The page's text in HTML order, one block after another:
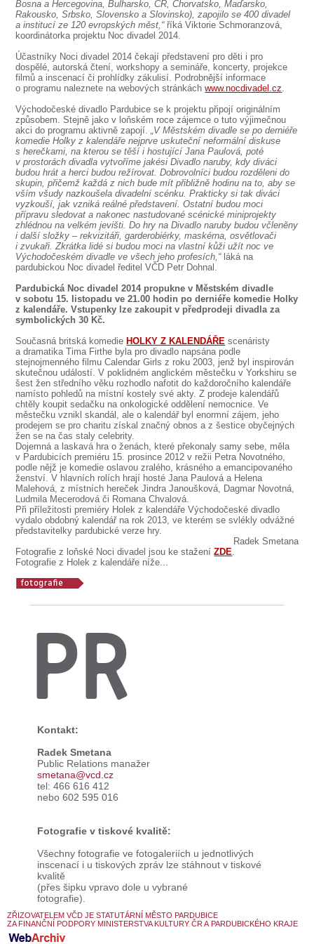
DÁLE NABÍZÍME
Bosna a Hercegovina, Bulharsko, ČR, Chorvatsko, Maďarsko,
Rakousko, Srbsko, Slovensko a Slovinsko), zapojilo se 400 divadel
a institucí ze 120 evropských měst,“říká Viktorie Schmoranzová,
koordinátorka projektu Noc divadel 2014.
Účastníky Noci divadel 2014 čekají představení pro děti i pro
dospělé, autorská čtení, workshopy a semináře, koncerty, projekce
filmů a inscenací či prohlídky zákulisí. Podrobnější informace
o programu naleznete na webových stránkáchwww.nocdivadel.cz.
Východočeské divadlo Pardubice se k projektu připojí originálním
způsobem. Stejně jako v loňském roce zájemce o tuto výjimečnou
akci do programu aktivně zapojí.„V Městském divadle se po derniéře
komedie Holky z kalendáře nejprve uskuteční neformální diskuse
s herečkami, na kterou se těší i hostující Jana Paulová, poté
v prostorách divadla vytvoříme jakési Divadlo naruby, kdy diváci
budou hrát a herci budou režírovat. Dobrovolníci budou rozděleni do
skupin, přičemž každá z nich bude mít přibližně hodinu na to, aby se
vším všudy nazkoušela divadelní scénku. Prakticky si tak diváci
vyzkouší, jak vzniká reálné představení. Ostatní budou moci
přípravu sledovat a nakonec nastudované scénické miniprojekty
zhlédnou na velkém jevišti. Do hry na Divadlo naruby budou včleněny
i další složky – rekvizitáři, garderobiérky, maskérna, osvětlovači
i zvukaři. Zkrátka lidé si budou moci na vlastní kůži užít noc ve
Východočeském divadle ve všech jeho profesích,“láká na
pardubickou Noc divadel ředitel VČD Petr Dohnal.
Pardubická Noc divadel 2014 propukne v Městském divadle
v sobotu 15. listopadu ve 21.00 hodin po derniéře komedie Holky
z kalendáře. Vstupenky lze zakoupit v předprodeji divadla za
symbolických 30 Kč.
Současná britská komedie HOLKY Z KALENDÁŘE scenáristy
a dramatika Tima Firthe byla pro divadlo napsána podle
stejnojmenného filmu Calendar Girls z roku 2003, jenž byl inspirován
skutečnou událostí. V poklidném anglickém městečku v Yorkshiru se
šest žen středního věku rozhodlo nafotit do každoročního kalendáře
namísto pohledů na místní kostely své akty. Z prodeje kalendářů
chtěly koupit sedačku na onkologické oddělení nemocnice. Ve
městečku vznikl skandál, ale o kalendář byl enormní zájem, jeho
prodejem se pro charitu získal značný obnos a z šestice obyčejných
žen se na čas staly celebrity.
Dojemná a laskavá hra o ženách, které překonaly samy sebe, měla
v Pardubicích premiéru 15. prosince 2012 v režii Petra Novotného,
podle nějž je komedie oslavou zralého, krásného a emancipovaného
ženství. V hlavních rolích hrají hosté Jana Paulová a Helena
Malehová, z místních hereček Jindra Janoušková, Dagmar Novotná,
Ludmila Mecerodová či Romana Chvalová.
Při příležitosti premiéry Holek z kalendáře Východočeské divadlo
vydalo obdobný kalendář na rok 2013, ve kterém se svlékly odvážné
představitelky pardubické verze hry.
Radek Smetana
Fotografie z loňské Noci divadel jsou ke staženíZDE.
Fotografie z Holek z kalendáře níže...
PR
Kontakt:
Radek Smetana
Public Relations manažer
smetana@vcd.cz
tel: 466 616 412
nebo 602 595 016
Fotografie v tiskové kvalitě:
Všechny fotografie ve fotogaleriích u jednotlivých
inscenací i u tiskových zpráv lze stáhnout v tiskové
kvalitě
(přes šipku vpravo dole u vybrané
fotografie).
ZŘIZOVATELEM VČD JE STATUTÁRNÍ MĚSTO PARDUBICE
ZA FINANČNÍ PODPORY MINISTERSTVA KULTURY ČR A PARDUBICKÉHO KRAJE